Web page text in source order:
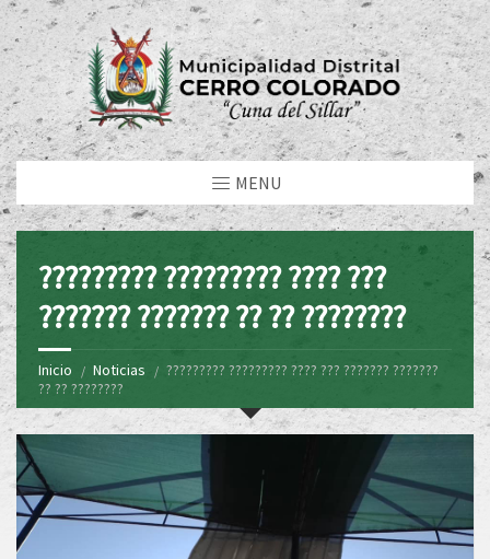
MENU
????????? ????????? ???? ???
??????? ??????? ?? ?? ????????
Inicio Noticias
????????? ????????? ???? ??? ??????? ???????
?? ?? ????????